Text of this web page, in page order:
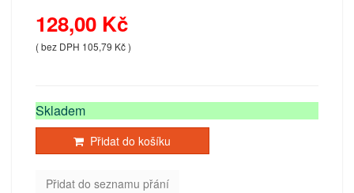
128,00 Kč
( bez DPH 105,79 Kč )
Skladem
Přidat do košíku
Přidat do seznamu přání